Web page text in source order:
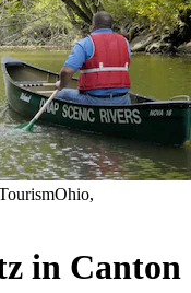
in Canton